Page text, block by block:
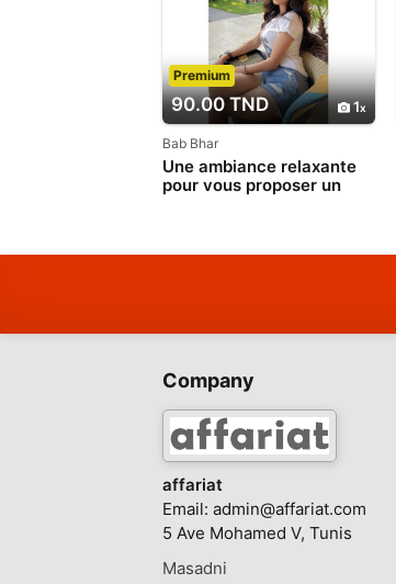
90.00 TND 1
Premium
Bab Bhar
Une ambiance relaxante
pour vous proposer un
Company
affariat
Email: admin@affariat.com
5 Ave Mohamed V, Tunis
Masadni